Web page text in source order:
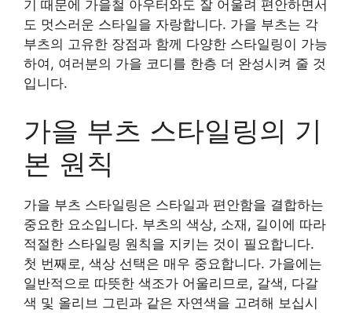
기 때문에 가을철 아우터와도 잘 어울려 편안하면서
도 멋스러운 스타일을 자랑합니다. 가을 부츠는 각
부츠의 고유한 장점과 함께 다양한 스타일링이 가능
하여, 여러분의 가을 코디를 한층 더 완성시켜 줄 것
입니다.
가을 부츠 스타일링의 기
본 원칙
가을 부츠 스타일링은 스타일과 편안함을 결합하는
중요한 요소입니다. 부츠의 색상, 소재, 길이에 따라
적절한 스타일링 원칙을 지키는 것이 필요합니다.
첫 번째로, 색상 선택은 매우 중요합니다. 가을에는
일반적으로 따뜻한 색조가 어울리므로, 갈색, 다갈
색 및 올리브 그린과 같은 자연색을 고려해 보십시